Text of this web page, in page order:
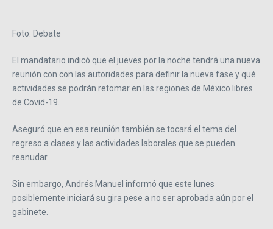
Foto: Debate
El mandatario indicó que el jueves por la noche tendrá una nueva
reunión con con las autoridades para definir la nueva fase y qué
actividades se podrán retomar en las regiones de México libres
de Covid-19.
Aseguró que en esa reunión también se tocará el tema del
regreso a clases y las actividades laborales que se pueden
reanudar.
Sin embargo, Andrés Manuel informó que este lunes
posiblemente iniciará su gira pese a no ser aprobada aún por el
gabinete.